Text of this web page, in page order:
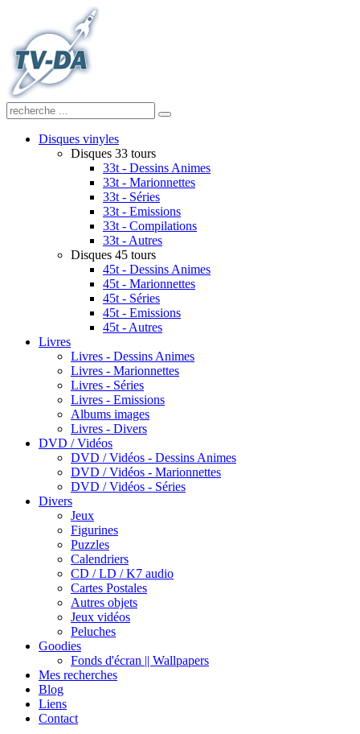
Disques vinyles
Disques 33 tours
33t - Dessins Animes
33t - Marionnettes
33t - Séries
33t - Emissions
33t - Compilations
33t - Autres
Disques 45 tours
45t - Dessins Animes
45t - Marionnettes
45t - Séries
45t - Emissions
45t - Autres
Livres
Livres - Dessins Animes
Livres - Marionnettes
Livres - Séries
Livres - Emissions
Albums images
Livres - Divers
DVD / Vidéos
DVD / Vidéos - Dessins Animes
DVD / Vidéos - Marionnettes
DVD / Vidéos - Séries
Divers
Jeux
Figurines
Puzzles
Calendriers
CD / LD / K7 audio
Cartes Postales
Autres objets
Jeux vidéos
Peluches
Goodies
Fonds d'écran || Wallpapers
Mes recherches
Blog
Liens
Contact